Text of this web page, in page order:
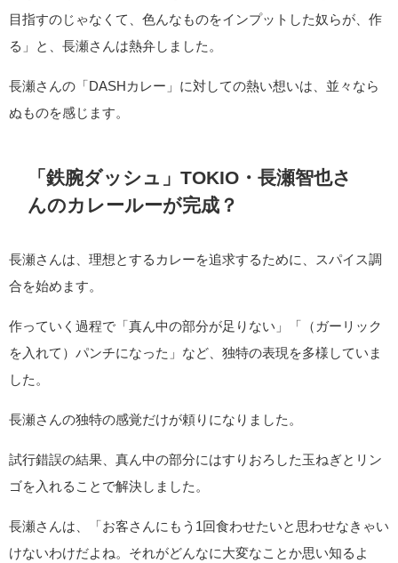
目指すのじゃなくて、色んなものをインプットした奴らが、作
る」と、長瀬さんは熱弁しました。
長瀬さんの「DASHカレー」に対しての熱い想いは、並々なら
ぬものを感じます。
「鉄腕ダッシュ」TOKIO・長瀬智也さ
んのカレールーが完成？
長瀬さんは、理想とするカレーを追求するために、スパイス調
合を始めます。
作っていく過程で「真ん中の部分が足りない」「（ガーリック
を入れて）パンチになった」など、独特の表現を多様していま
した。
長瀬さんの独特の感覚だけが頼りになりました。
試行錯誤の結果、真ん中の部分にはすりおろした玉ねぎとリン
ゴを入れることで解決しました。
長瀬さんは、「お客さんにもう1回食わせたいと思わせなきゃい
けないわけだよね。それがどんなに大変なことか思い知るよ